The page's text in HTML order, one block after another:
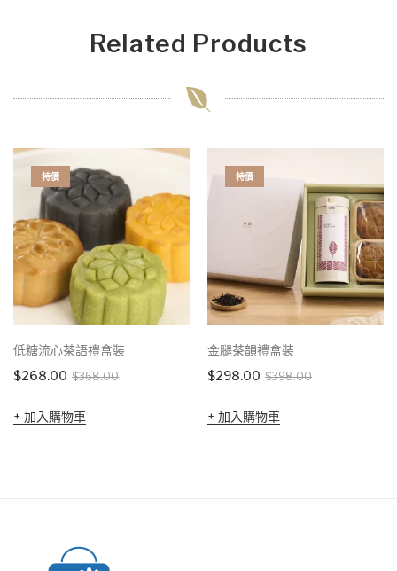
Related Products
特價
低糖流心茶語禮盒裝
$368.00Original
$268.00
Current
加入購物車
特價
金腿茶韻禮盒裝
$398.00Original
$298.00
Current
加入購物車